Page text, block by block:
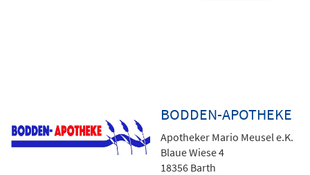
BODDEN-APOTHEKE
Apotheker Mario Meusel e.K.
Blaue Wiese 4
18356 Barth